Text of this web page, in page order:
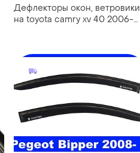
Дефлекторы окон, ветровики
на toyota camry xv 40 2006-